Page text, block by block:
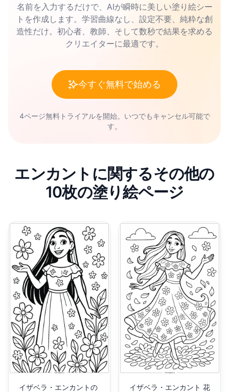
名前を入力するだけで、AIが瞬時に美しい塗り絵シー
トを作成します。学習曲線なし、設定不要、純粋な創
造性だけ。初心者、教師、そして数秒で結果を求める
クリエイターに最適です。
今すぐ無料で始める
4ページ無料トライアルを開始。いつでもキャンセル可能で
す。
エンカントに関するその他の
10枚の塗り絵ページ
イザベラ・エンカントの
イザベラ・エンカント 花